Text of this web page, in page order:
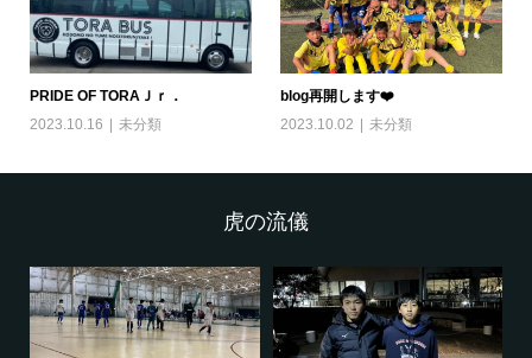
PRIDE OF TORAＪｒ．
2023.10.16
未分類
blog再開します❤️
2023.10.02
未分類
虎の流儀